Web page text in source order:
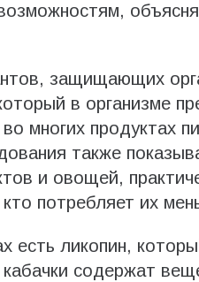
защищающих
в организме
многих продуктах
также
и овощей,
потребляет их
есть ликопин,
содержат